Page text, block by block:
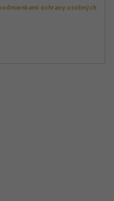
v
p
ochrany osobných